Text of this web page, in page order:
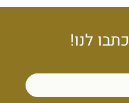
כתבו לנו!